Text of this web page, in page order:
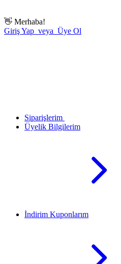
👋 Merhaba!
Giriş Yap veya Üye Ol
Siparişlerim
Üyelik Bilgilerim
İndirim Kuponlarım